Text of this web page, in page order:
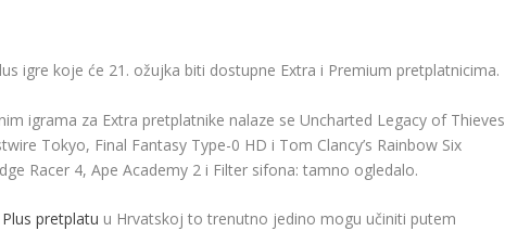
igre koje će 21. ožujka biti dostupne Extra i Premium pretplatnicima.
igrama za Extra pretplatnike nalaze se Uncharted Legacy of Thieves
Tokyo, Final Fantasy Type-0 HD i Tom Clancy’s Rainbow Six
Racer 4, Ape Academy 2 i Filter sifona: tamno ogledalo.
pretplatu u Hrvatskoj to trenutno jedino mogu učiniti putem